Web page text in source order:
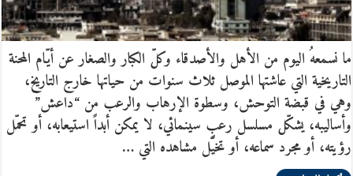
ما نسمعهُ اليوم من الأهل والأصدقاء وكلّ الكبار والصغار عن أيّام المحنة
التاريخية التي عاشتها الموصل ثلاث سنوات من حياتها خارج التاريخ،
وهي في قبضة التوحش، وسطوة الإرهاب والرعب من “داعش”
وأساليبه، يشكّل مسلسل رعبٍ سينمائي، لا يمكن أبداً استيعابه، أو تحمّل
رؤيته، أو مجرد سماعه، أو تخيّل مشاهده التي …